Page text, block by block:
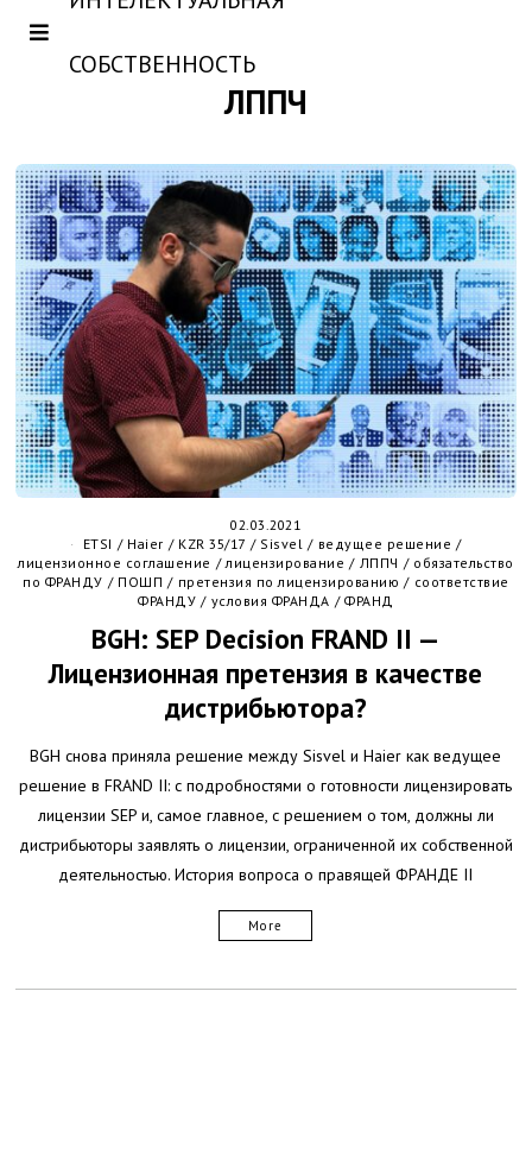
СОБСТВЕННОСТЬ
ЛППЧ
02.03.2021
ETSI / Haier / KZR 35/17 / Sisvel / ведущее решение /
лицензионное соглашение / лицензирование / ЛППЧ / обязательство
по ФРАНДУ / ПОШП / претензия по лицензированию / соответствие
ФРАНДУ / условия ФРАНДА / ФРАНД
BGH: SEP Decision FRAND II —
Лицензионная претензия в качестве
дистрибьютора?
BGH снова приняла решение между Sisvel и Haier как ведущее
решение в FRAND II: с подробностями о готовности лицензировать
лицензии SEP и, самое главное, с решением о том, должны ли
дистрибьюторы заявлять о лицензии, ограниченной их собственной
деятельностью. История вопроса о правящей ФРАНДЕ II
More